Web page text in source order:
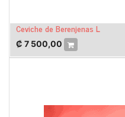
Ceviche de Berenjenas L
₡ 7 500,00